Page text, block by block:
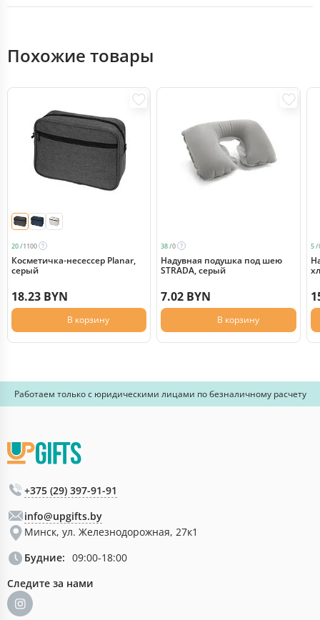
Похожие товары
20 /1100
Косметичка-несессер Planar,
серый
18.23 BYN
В корзину
38 /0
Надувная подушка под шею
STRADA, серый
7.02 BYN
В корзину
5 /
Работаем только с юридическими лицами по безналичному расчету
+375 (29) 397-91-91
info@upgifts.by
Минск, ул. Железнодорожная, 27к1
Будние: 09:00-18:00
Следите за нами